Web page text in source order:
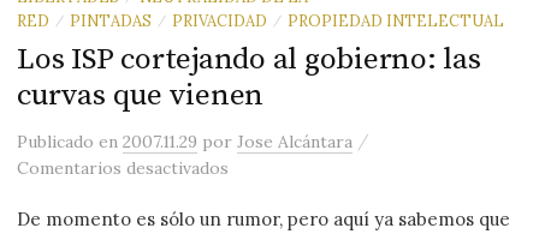
RED
/ PINTADAS / PRIVACIDAD / PROPIEDAD INTELECTUAL
Los ISP cortejando al gobierno: las
curvas que vienen
Publicadoen2007.11.29 porJose Alcántara /
Comentarios desactivados
De momento es sólo un rumor, pero aquí ya sabemos que